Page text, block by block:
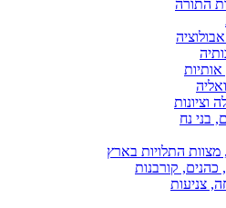
התורה
וציונות
בני נח
התלויות בארץ
קורבנות
צניעות